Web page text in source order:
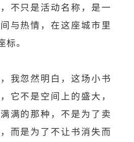
不只是活动名称，是一
与热情，在这座城市里
。
我忽然明白，这场小书
它不是空间上的盛大，
满的那种，不是为了卖
而是为了不让书消失而